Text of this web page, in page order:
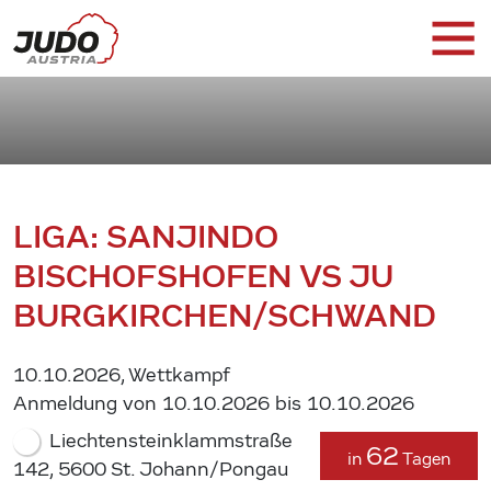
LIGA: SANJINDO
BISCHOFSHOFEN VS JU
BURGKIRCHEN/SCHWAND
10.10.2026, Wettkampf
Anmeldung von 10.10.2026 bis 10.10.2026
Liechtensteinklammstraße
142, 5600 St. Johann/Pongau
in 62 Tagen